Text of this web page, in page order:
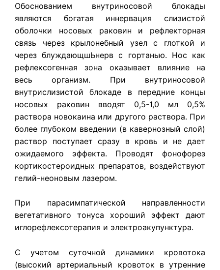
Обоснованием внутриносовой блокады
являются богатая иннервация слизистой
оболочки носовых раковин и рефлекторная
связь через крылонебный узел с глоткой и
через блуждающшЬнерв с гортанью. Нос как
рефлексогенная зона оказывает влияние на
весь организм. При внутриносовой
внутрислизистой блокаде в передние концы
носовых раковин вводят 0,5-1,0 мл 0,5%
раствора новокаина или другого раствора. При
более глубоком введении (в кавернозный слой)
раствор поступает сразу в кровь и не дает
ожидаемого эффекта. Проводят фонофорез
кортикостероидных препаратов, воздействуют
гелий-неоновым лазером.
При парасимпатической направленности
вегетативного тонуса хороший эффект дают
иглорефлексотерапия и электроакупунктура.
С учетом суточной динамики кровотока
(высокий артериальный кровоток в утренние